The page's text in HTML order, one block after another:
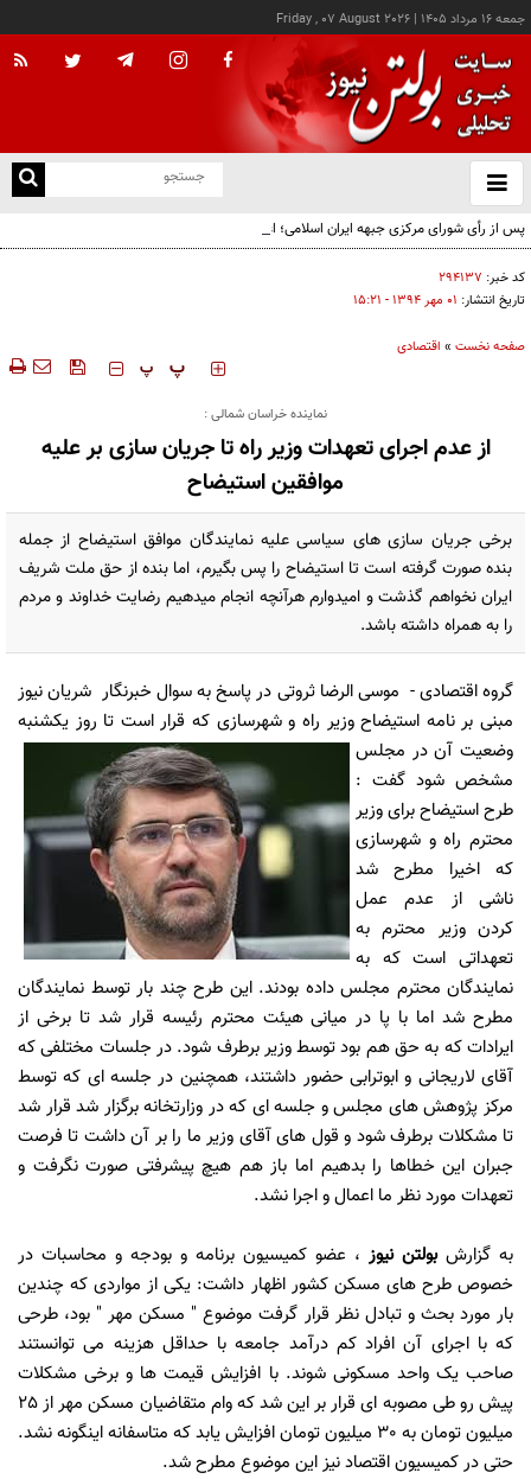
جمعه ۱۶ مرداد ۱۴۰۵ |
Friday , 07 August 2026
باز
و
پس از رأی شورای مرکزی جبهه ایران اسلامی؛ اعضای حقیقی و حقوقی دفتر سیاسی مشخص
شدند
کد خبر: ۲۹۴۱۳۷
تاریخ انتشار: ۰۱ مهر ۱۳۹۴ - ۱۵:۲۱
صفحه نخست » اقتصادی
‍‍‍ پ پ
نماینده خراسان شمالی :
از عدم اجرای تعهدات وزیر راه تا جریان سازی بر علیه
موافقین استیضاح
برخی جریان سازی های سیاسی علیه نمایندگان موافق استیضاح از جمله
بنده صورت گرفته است تا استیضاح را پس بگیرم، اما بنده از حق ملت شریف
ایران نخواهم گذشت و امیدوارم هرآنچه انجام میدهیم رضایت خداوند و مردم
را به همراه داشته باشد.
گروه اقتصادی- موسی الرضا ثروتی در پاسخ به سوال خبرنگار شریان نیوز
مبنی بر نامه استیضاح وزیر راه و شهرسازی که قرار است تا روز یکشنبه
وضعیت آن در مجلس
مشخص شود گفت :
طرح استیضاح برای وزیر
محترم راه و شهرسازی
که اخیرا مطرح شد
ناشی از عدم عمل
کردن وزیر محترم به
تعهداتی است که به
نمایندگان محترم مجلس داده بودند. این طرح چند بار توسط نمایندگان
مطرح شد اما با پا در میانی هیئت محترم رئیسه قرار شد تا برخی از
ایرادات که به حق هم بود توسط وزیر برطرف شود. در جلسات مختلفی که
آقای لاریجانی و ابوترابی حضور داشتند، همچنین در جلسه ای که توسط
مرکز پژوهش های مجلس و جلسه ای که در وزارتخانه برگزار شد قرار شد
تا مشکلات برطرف شود و قول های آقای وزیر ما را بر آن داشت تا فرصت
جبران این خطاها را بدهیم اما باز هم هیچ پیشرفتی صورت نگرفت و
تعهدات مورد نظر ما اعمال و اجرا نشد.
به گزارشبولتن نیوز ، عضو کمیسیون برنامه و بودجه و محاسبات در
خصوص طرح های مسکن کشور اظهار داشت: یکی از مواردی که چندین
بار مورد بحث و تبادل نظر قرار گرفت موضوع " مسکن مهر " بود، طرحی
که با اجرای آن افراد کم درآمد جامعه با حداقل هزینه می توانستند
صاحب یک واحد مسکونی شوند. با افزایش قیمت ها و برخی مشکلات
پیش رو طی مصوبه ای قرار بر این شد که وام متقاضیان مسکن مهر از 25
میلیون تومان به 30 میلیون تومان افزایش یابد که متاسفانه اینگونه نشد.
حتی در کمیسیون اقتصاد نیز این موضوع مطرح شد.